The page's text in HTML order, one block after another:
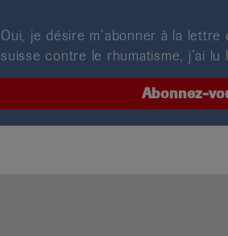
Oui, je désire m’abonner à la lettre
suisse contre le rhumatisme, j’ai lu